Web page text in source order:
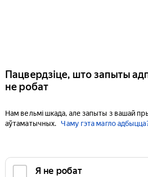
Пацвердзіце, што запыты
не робат
Нам вельмі шкада, але запыты з вашай
аўтаматычных.
Чаму гэта магло
Я не робат